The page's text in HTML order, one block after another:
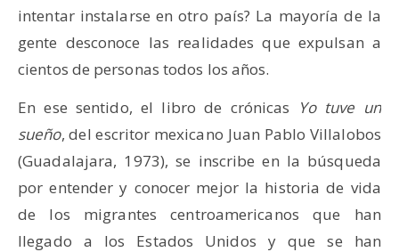
intentar instalarse en otro país? La mayoría de la
gente desconoce las realidades que expulsan a
cientos de personas todos los años.
En ese sentido, el libro de crónicas
Yo tuve un
sueño, del escritor mexicano Juan Pablo Villalobos
(Guadalajara, 1973), se inscribe en la búsqueda
por entender y conocer mejor la historia de vida
de los migrantes centroamericanos que han
llegado a los Estados Unidos y que se han